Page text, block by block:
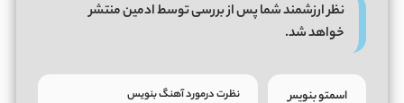
نظر ارزشمند شما پس از بررسی توسط ادمین منتشر
خواهد شد.